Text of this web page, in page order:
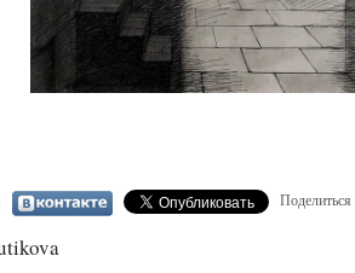
Поделиться